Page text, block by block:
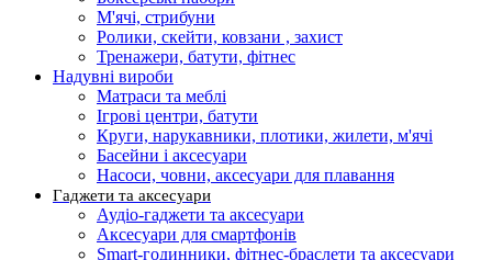
М'ячі, стрибуни
Ролики, скейти, ковзани , захист
Тренажери, батути, фітнес
Надувні вироби
Матраси та меблі
Ігрові центри, батути
Круги, нарукавники, плотики, жилети, м'ячі
Басейни і аксесуари
Насоси, човни, аксесуари для плавання
Гаджети та аксесуари
Аудіо-гаджети та аксесуари
Аксесуари для смартфонів
Smart-годинники, фітнес-браслети та аксесуари